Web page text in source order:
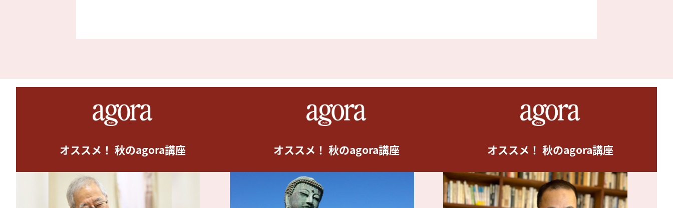
オススメ！ 秋のagora講座 オススメ！ 秋のagora講座 オススメ！ 秋のagora講座